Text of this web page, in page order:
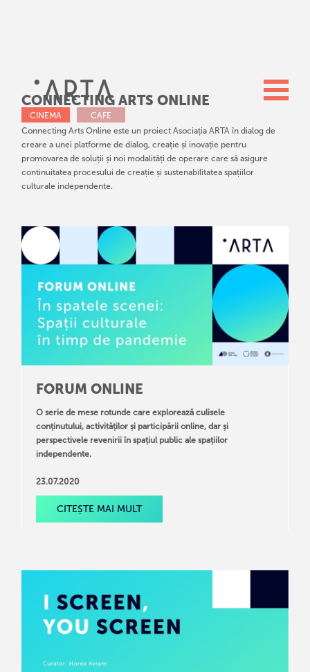
CINEMA CAFE
CONNECTING ARTS ONLINE
Connecting Arts Online este un proiect Asociația ARTA în dialog de
creare a unei platforme de dialog, creație și inovație pentru
promovarea de soluții și noi modalități de operare care să asigure
continuitatea procesului de creație și sustenabilitatea spațiilor
culturale independente.
FORUM ONLINE
O serie de mese rotunde care explorează culisele
conținutului, activităților și participării online, dar și
perspectivele revenirii în spațiul public ale spațiilor
independente.
23.07.2020
CITEȘTE MAI MULT